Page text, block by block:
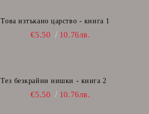
Това изтъкано царство - книга 1
€5.50 10.76лв.
Тез безкрайни нишки - книга 2
€5.50 10.76лв.